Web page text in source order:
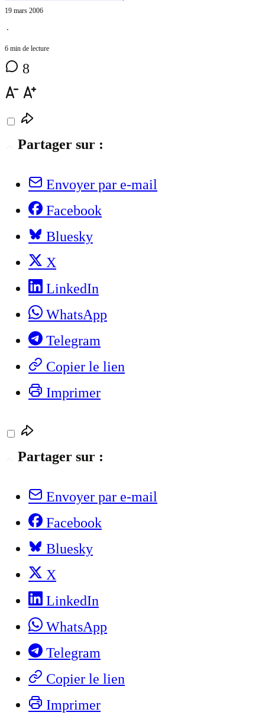
19 mars 2006
⋅
6 min de lecture
8
Partager sur :
Envoyer par e-mail
Facebook
Bluesky
X
LinkedIn
WhatsApp
Telegram
Copier le lien
Imprimer
Partager sur :
Envoyer par e-mail
Facebook
Bluesky
X
LinkedIn
WhatsApp
Telegram
Copier le lien
Imprimer